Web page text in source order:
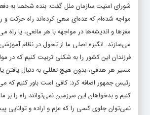
شورای امنیت سازمان ملل گفت: بنده شخصا به
مواجه شده‌ام که عده‌ای سعی کرده‌اند راه حرکت و
مغزها و اندیشه‌ها در مواجهه با هر مانعی، یا راه
می‌سازند. انگیزه اصلی ما از تحول در نظام
فرزندان این کشور را به شکلی تربیت کنیم که در
مسیر هر هدفی، بدون هیچ تعللی به دنبال یافتن
رئیس جمهور اضافه کرد: کافی است باور کنیم که
کنیم و بدخواهان این سرزمین نمی‌توانند راه را بر
نمی‌توان جلوی کسی را که عزم و اراده و توانایی